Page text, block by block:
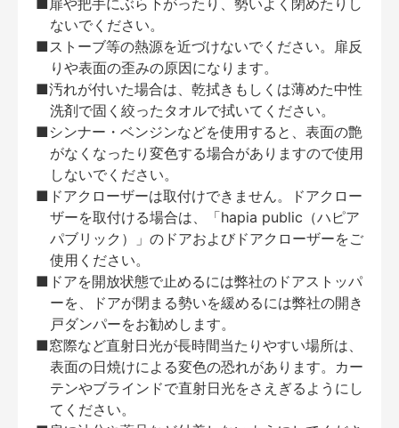
■扉や把手にぶら下がったり、勢いよく閉めたりし
ないでください。
■ストーブ等の熱源を近づけないでください。扉反
りや表面の歪みの原因になります。
■汚れが付いた場合は、乾拭きもしくは薄めた中性
洗剤で固く絞ったタオルで拭いてください。
■シンナー・ベンジンなどを使用すると、表面の艶
がなくなったり変色する場合がありますので使用
しないでください。
■ドアクローザーは取付けできません。ドアクロー
ザーを取付ける場合は、「hapia public（ハピア
パブリック）」のドアおよびドアクローザーをご
使用ください。
■ドアを開放状態で止めるには弊社のドアストッパ
ーを、ドアが閉まる勢いを緩めるには弊社の開き
戸ダンパーをお勧めします。
■窓際など直射日光が長時間当たりやすい場所は、
表面の日焼けによる変色の恐れがあります。カー
テンやブラインドで直射日光をさえぎるようにし
てください。